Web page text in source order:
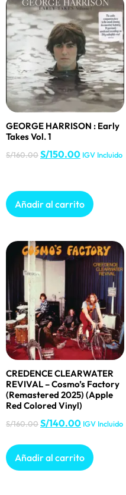
GEORGE HARRISON : Early
Takes Vol. 1
S/160.00S/150.00 IGV Incluido
Añadir al carrito
CREDENCE CLEARWATER
REVIVAL – Cosmo’s Factory
(Remastered 2025) (Apple
Red Colored Vinyl)
S/160.00S/140.00 IGV Incluido
Añadir al carrito